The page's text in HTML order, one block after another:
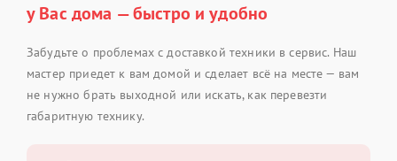
у Вас дома — быстро и удобно
Забудьте о проблемах с доставкой техники в сервис. Наш
мастер приедет к вам домой и сделает всё на месте — вам
не нужно брать выходной или искать, как перевезти
габаритную технику.